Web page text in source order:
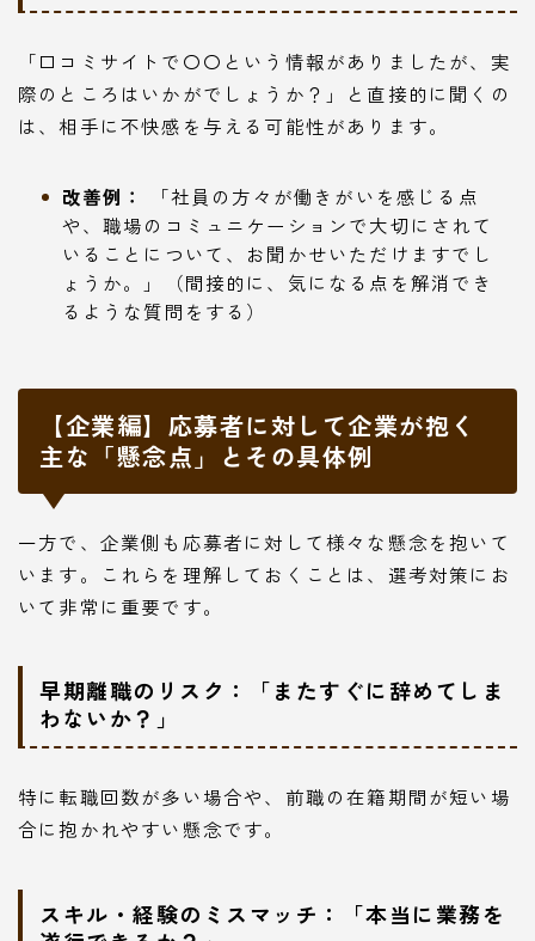
「口コミサイトで〇〇という情報がありましたが、実
際のところはいかがでしょうか？」と直接的に聞くの
は、相手に不快感を与える可能性があります。
改善例：
「社員の方々が働きがいを感じる点
や、職場のコミュニケーションで大切にされて
いることについて、お聞かせいただけますでし
ょうか。」（間接的に、気になる点を解消でき
るような質問をする）
【企業編】応募者に対して企業が抱く
主な「懸念点」とその具体例
一方で、企業側も応募者に対して様々な懸念を抱いて
います。これらを理解しておくことは、選考対策にお
いて非常に重要です。
早期離職のリスク：「またすぐに辞めてしま
わないか？」
特に転職回数が多い場合や、前職の在籍期間が短い場
合に抱かれやすい懸念です。
スキル・経験のミスマッチ：「本当に業務を